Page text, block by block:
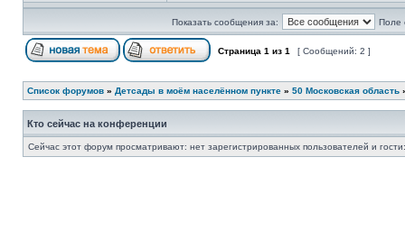
Показать сообщения за: Поле
Страница 1 из 1 [ Сообщений: 2 ]
Список форумов » Детсады в моём населённом пункте » 50 Московская область
Кто сейчас на конференции
Сейчас этот форум просматривают: нет зарегистрированных пользователей и